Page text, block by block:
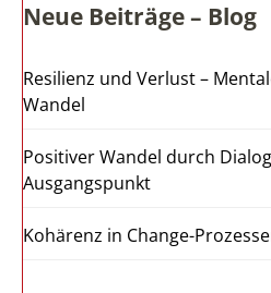
Neue Beiträge – Blog
Resilienz und Verlust –
Wandel
Positiver Wandel durch
Ausgangspunkt
Kohärenz in Change-